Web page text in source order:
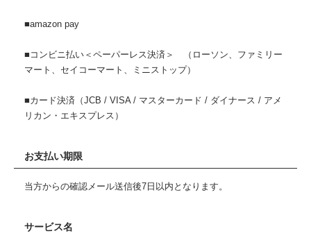
■amazon pay
■コンビニ払い＜ペーパーレス決済＞ （ローソン、ファミリー
マート、セイコーマート、ミニストップ）
■カード決済（JCB / VISA / マスターカード / ダイナース / アメ
リカン・エキスプレス）
お支払い期限
当方からの確認メール送信後7日以内となります。
サービス名